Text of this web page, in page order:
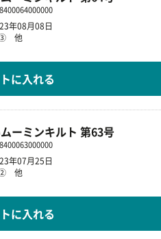
年08月08日
③ 他
に入れる
ーミンキルト 第63号
年07月25日
② 他
に入れる